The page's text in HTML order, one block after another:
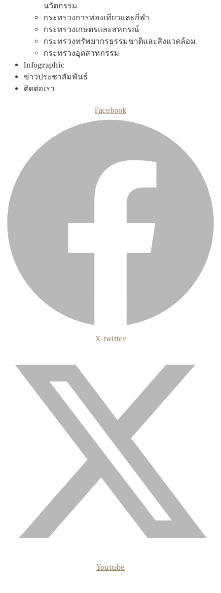
นวัตกรรม
กระทรวงการท่องเทียวและกีฬา
กระทรวงเกษตรและสหกรณ์
กระทรวงทรัพยากรธรรมชาติและสิงแวดล้อม
กระทรวงอุตสาหกรรม
Infographic
ข่าวประชาสัมพันธ์
ติดต่อเรา
Facebook
X-twitter
Youtube